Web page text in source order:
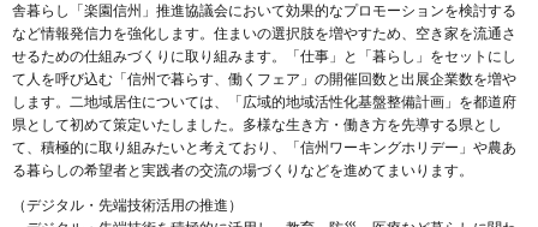
舎暮らし「楽園信州」推進協議会において効果的なプロモーションを検討する
など情報発信力を強化します。住まいの選択肢を増やすため、空き家を流通さ
せるための仕組みづくりに取り組みます。「仕事」と「暮らし」をセットにし
て人を呼び込む「信州で暮らす、働くフェア」の開催回数と出展企業数を増や
します。二地域居住については、「広域的地域活性化基盤整備計画」を都道府
県として初めて策定いたしました。多様な生き方・働き方を先導する県とし
て、積極的に取り組みたいと考えており、「信州ワーキングホリデー」や農あ
る暮らしの希望者と実践者の交流の場づくりなどを進めてまいります。
（デジタル・先端技術活用の推進）